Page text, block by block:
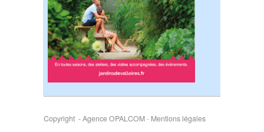
Copyright - Agence OPALCOM- Mentions légales